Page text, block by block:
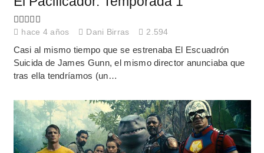
hace 4 años Dani Birras 2.594
Casi al mismo tiempo que se estrenaba El Escuadrón
Suicida de James Gunn, el mismo director anunciaba que
tras ella tendríamos (un…